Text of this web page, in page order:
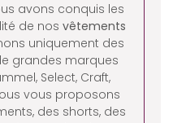
avons conquis les
de nos vêtements
uniquement des
grandes marques
Select, Craft,
vous proposons
des shorts, des